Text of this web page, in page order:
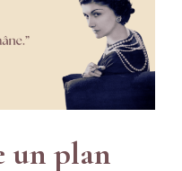
un plan